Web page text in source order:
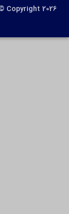
Copyright 2026 ©